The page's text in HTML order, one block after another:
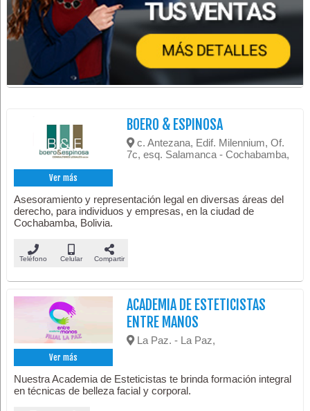
Ver más
BOERO & ESPINOSA
c. Antezana, Edif. Milennium, Of.
7c, esq. Salamanca - Cochabamba,
Asesoramiento y representación legal en diversas áreas del
derecho, para individuos y empresas, en la ciudad de
Cochabamba, Bolivia.
Teléfono Celular Compartir
Ver más
ACADEMIA DE ESTETICISTAS
ENTRE MANOS
La Paz. - La Paz,
Nuestra Academia de Esteticistas te brinda formación integral
en técnicas de belleza facial y corporal.